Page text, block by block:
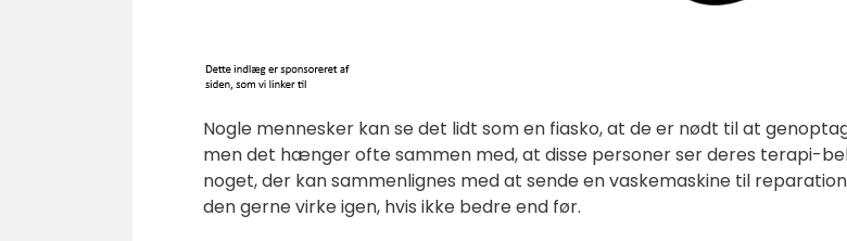
Nogle mennesker kan se det lidt som en fiasko, at de er nødt til at
men det hænger ofte sammen med, at disse personer ser deres terapi-
noget, der kan sammenlignes med at sende en vaskemaskine til
den gerne virke igen, hvis ikke bedre end før.